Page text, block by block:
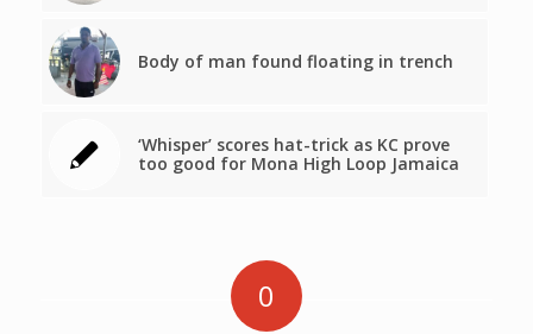
Body of man found floating in trench
‘Whisper’ scores hat-trick as KC prove
too good for Mona High Loop Jamaica
0